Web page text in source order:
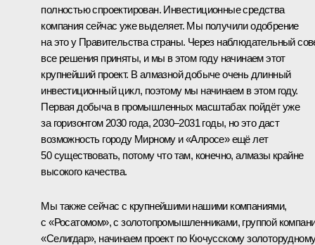
полностью спроектирован. Инвестиционные средства
компания сейчас уже выделяет. Мы получили одобрение
на это у Правительства страны. Через наблюдательный
все решения приняты, и мы в этом году начинаем этот
крупнейший проект. В алмазной добыче очень длинный
инвестиционный цикл, поэтому мы начинаем в этом году.
Первая добыча в промышленных масштабах пойдёт уже
за горизонтом 2030 года, 2030–2031 годы, но это даст
возможность городу Мирному и «Алросе» ещё лет
50 существовать, потому что там, конечно, алмазы крайне
высокого качества.
Мы также сейчас с крупнейшими нашими компаниями,
с «Росатомом», с золотопромышленниками, группой
«Селигдар», начинаем проект по Кючусскому